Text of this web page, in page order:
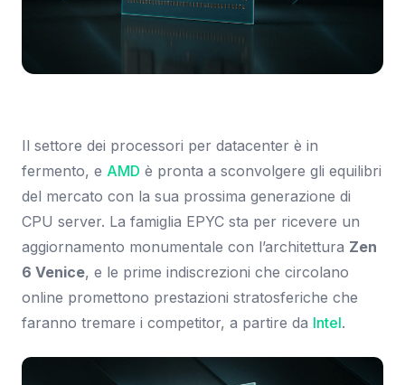
Il settore dei processori per datacenter è in
fermento, e AMD è pronta a sconvolgere gli equilibri
del mercato con la sua prossima generazione di
CPU server. La famiglia EPYC sta per ricevere un
aggiornamento monumentale con l’architettura Zen
6 Venice, e le prime indiscrezioni che circolano
online promettono prestazioni stratosferiche che
faranno tremare i competitor, a partire da Intel.